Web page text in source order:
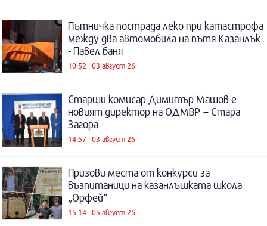
Пътничка пострада леко при катастрофа
между два автомобила на пътя Казанлък
- Павел баня
10:52 | 03 август 26
Старши комисар Димитър Машов е
новият директор на ОДМВР – Стара
Загора
14:57 | 03 август 26
Призови места от конкурси за
възпитаници на казанлъшката школа
„Орфей“
15:14 | 05 август 26